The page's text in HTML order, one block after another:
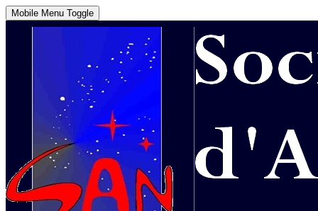
Mobile Menu Toggle